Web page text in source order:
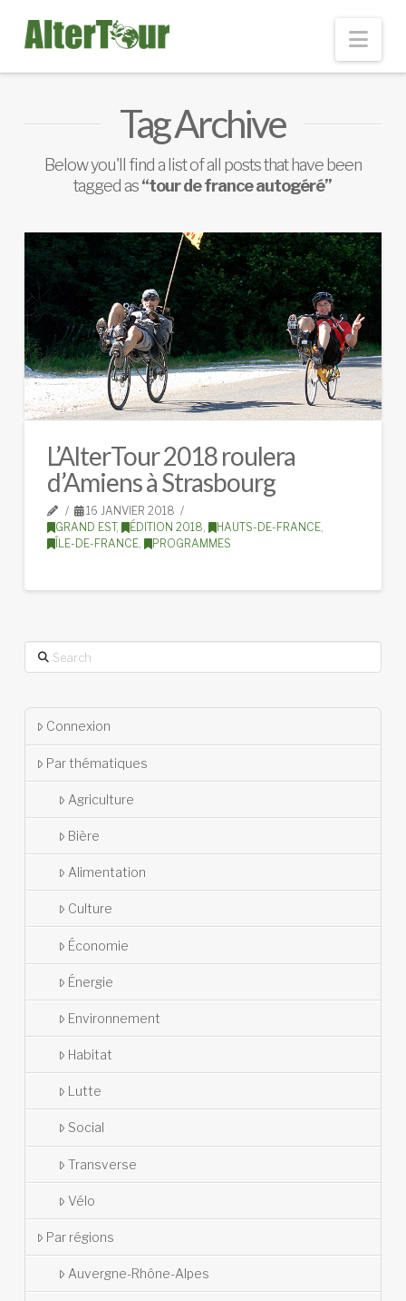
Tag Archive
Below you'll find a list of all posts that have been
tagged as“tour de france autogéré”
L’AlterTour 2018 roulera
d’Amiens à Strasbourg
16 JANVIER 2018
GRAND EST, ÉDITION 2018 HAUTS-DE-FRANCE,
ÎLE-DE-FRANCE, PROGRAMMES
Search
Connexion
Par thématiques
Agriculture
Bière
Alimentation
Culture
Économie
Énergie
Environnement
Habitat
Lutte
Social
Transverse
Vélo
Par régions
Auvergne-Rhône-Alpes